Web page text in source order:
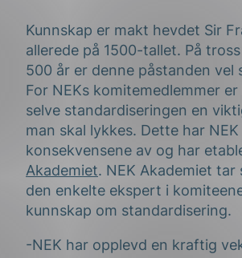
Kunnskap er makt hevdet Sir
allerede på 1500-tallet. På
500 år er denne påstanden vel
For NEKs komitemedlemmer
selve standardiseringen en
man skal lykkes. Dette har
konsekvensene av og har
Akademiet. NEK Akademiet tar
den enkelte ekspert i
kunnskap om standardisering.
-NEK har opplevd en kraftig